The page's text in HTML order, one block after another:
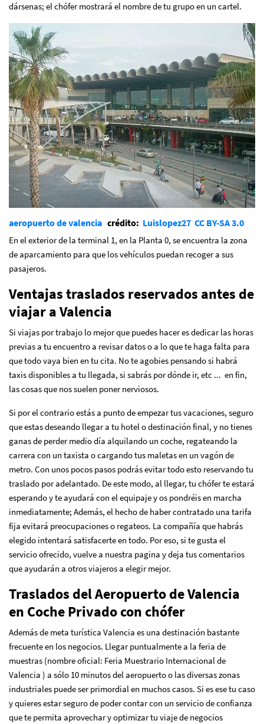
dársenas; el chófer mostrará el nombre de tu grupo en un cartel.
aeropuerto de valencia crédito: Luislopez27 CC BY-SA 3.0
En el exterior de la terminal 1, en la Planta 0, se encuentra la zona
de aparcamiento para que los vehículos puedan recoger a sus
pasajeros.
Ventajas traslados reservados antes de
viajar a Valencia
Si viajas por trabajo lo mejor que puedes hacer es dedicar las horas
previas a tu encuentro a revisar datos o a lo que te haga falta para
que todo vaya bien en tu cita. No te agobies pensando si habrá
taxis disponibles a tu llegada, si sabrás por dónde ir, etc ... en fin,
las cosas que nos suelen poner nerviosos.
Si por el contrario estás a punto de empezar tus vacaciones, seguro
que estas deseando llegar a tu hotel o destinación final, y no tienes
ganas de perder medio día alquilando un coche, regateando la
carrera con un taxista o cargando tus maletas en un vagón de
metro. Con unos pocos pasos podrás evitar todo esto reservando tu
traslado por adelantado. De este modo, al llegar, tu chófer te estará
esperando y te ayudará con el equipaje y os pondréis en marcha
inmediatamente; Además, el hecho de haber contratado una tarifa
fija evitará preocupaciones o regateos. La compañía que habrás
elegido intentará satisfacerte en todo. Por eso, si te gusta el
servicio ofrecido, vuelve a nuestra pagina y deja tus comentarios
que ayudarán a otros viajeros a elegir mejor.
Traslados del Aeropuerto de Valencia
en Coche Privado con chófer
Además de meta turística Valencia es una destinación bastante
frecuente en los negocios. Llegar puntualmente a la feria de
muestras (nombre oficial: Feria Muestrario Internacional de
Valencia ) a sólo 10 minutos del aeropuerto o las diversas zonas
industriales puede ser primordial en muchos casos. Si es ese tu caso
y quieres estar seguro de poder contar con un servicio de confianza
que te permita aprovechar y optimizar tu viaje de negocios